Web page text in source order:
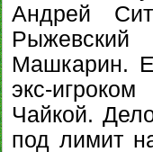
Андрей
Рыжевский
Машкарин.
экс-
Чайкой.
под лимит